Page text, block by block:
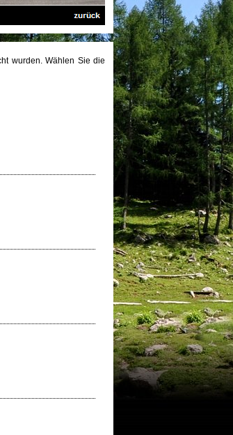
wurden. Wählen Sie die